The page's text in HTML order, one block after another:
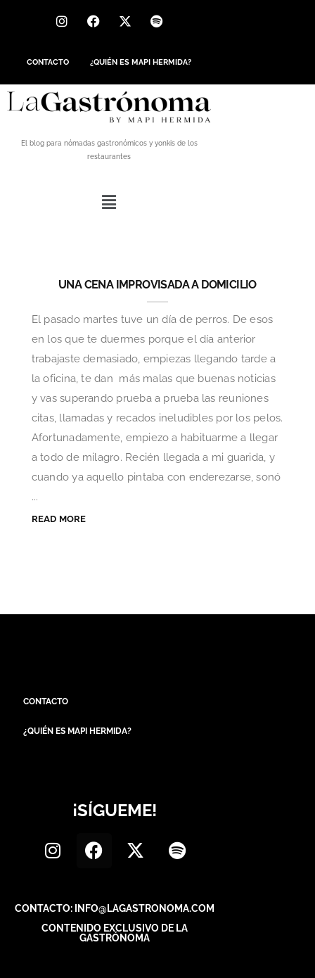
CONTACTO ¿QUIÉN ES MAPI HERMIDA?
El blog para nómadas gastronómicos y yonkis de los
restaurantes
UNA CENA IMPROVISADA A DOMICILIO
El pasado martes tuve un día de perros. De esos
en los que te duermes porque el día anterior
trabajaste demasiado, empiezas llegando tarde a
la oficina, te dan más malas que buenas noticias
y vas superando prueba a prueba las reuniones
citas, llamadas y recados ineludibles por los pelos.
Afortunadamente, empiezo a habituarme a llegar
a todo de milagro. Recién llegada a mi guarida, y
cuando ya aquello pintaba con enderezarse, sonó
...
READ MORE
CONTACTO
¿QUIÉN ES MAPI HERMIDA?
¡SÍGUEME!
CONTACTO: INFO@LAGASTRONOMA.COM
CONTENIDO EXCLUSIVO DE LA
GASTRÓNOMA